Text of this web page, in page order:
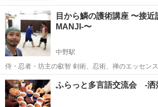
目から鱗の護術講座 〜接近
MANJI-〜
中野駅
侍・忍者・坊主の叡智 剣術、忍術、禅のエッセンスを抽出した 芸術道
です！ 形稽古が中心になりますので、老若男女問わず何方でも安心し
東京 中野区 中野駅 その他 剣術
ふらっと多言語交流会 -